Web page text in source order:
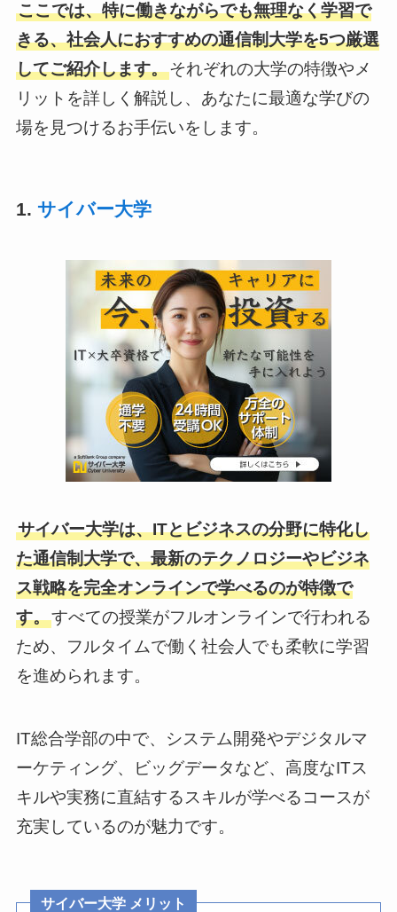
ここでは、特に働きながらでも無理なく学習で
きる、社会人におすすめの通信制大学を5つ厳選
してご紹介します。それぞれの大学の特徴やメ
リットを詳しく解説し、あなたに最適な学びの
場を見つけるお手伝いをします。
1. サイバー大学
サイバー大学は、ITとビジネスの分野に特化し
た通信制大学で、最新のテクノロジーやビジネ
ス戦略を完全オンラインで学べるのが特徴で
す。すべての授業がフルオンラインで行われる
ため、フルタイムで働く社会人でも柔軟に学習
を進められます。
IT総合学部の中で、システム開発やデジタルマ
ーケティング、ビッグデータなど、高度なITス
キルや実務に直結するスキルが学べるコースが
充実しているのが魅力です。
サイバー大学 メリット